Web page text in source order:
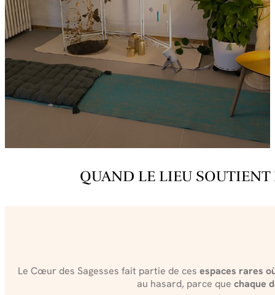
QUAND LE LIEU SOUTIENT
Le Cœur des Sagesses fait partie de ces espaces rares
au hasard, parce que chaque